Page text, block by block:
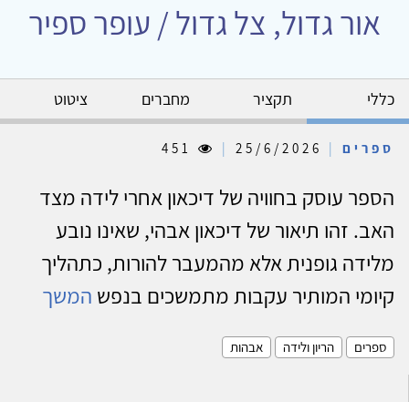
אור גדול, צל גדול / עופר ספיר
כללי תקציר מחברים ציטוט
ספרים |
|
הספר עוסק בחוויה של דיכאון אחרי לידה מצד
האב. זהו תיאור של דיכאון אבהי, שאינו נובע
מלידה גופנית אלא מהמעבר להורות, כתהליך
קיומי המותיר עקבות מתמשכים בנפש המשך
ספרים הריון ולידה אבהות